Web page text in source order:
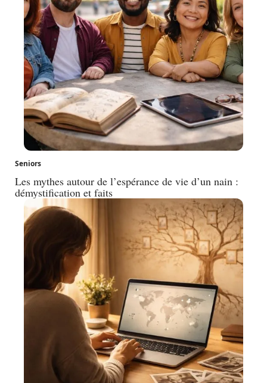
Seniors
Les mythes autour de l’espérance de vie d’un nain :
démystification et faits